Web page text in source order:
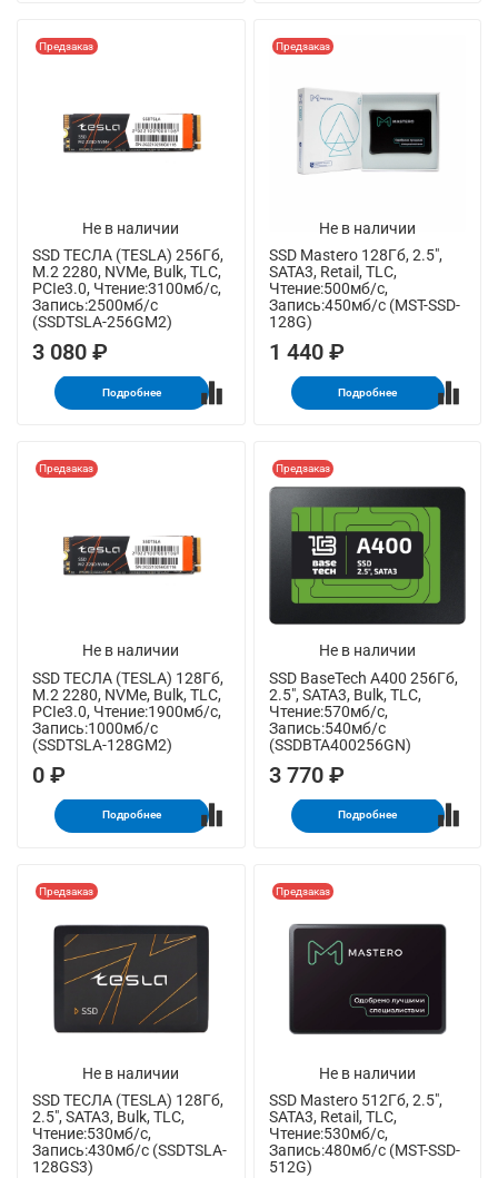
Не в наличии
Предзаказ
SSD ТЕСЛА (TESLA) 256Гб,
M.2 2280, NVMe, Bulk, TLC,
PCIe3.0, Чтение:3100мб/с,
Запись:2500мб/с
(SSDTSLA-256GM2)
3 080 ₽
Подробнее
Не в наличии
Предзаказ
SSD Mastero 128Гб, 2.5",
SATA3, Retail, TLC,
Чтение:500мб/с,
Запись:450мб/с (MST-SSD-
128G)
1 440 ₽
Подробнее
Не в наличии
Предзаказ
SSD ТЕСЛА (TESLA) 128Гб,
M.2 2280, NVMe, Bulk, TLC,
PCIe3.0, Чтение:1900мб/с,
Запись:1000мб/с
(SSDTSLA-128GM2)
0 ₽
Подробнее
Не в наличии
Предзаказ
SSD BaseTech A400 256Гб,
2.5", SATA3, Bulk, TLC,
Чтение:570мб/с,
Запись:540мб/с
(SSDBTA400256GN)
3 770 ₽
Подробнее
Не в наличии
Предзаказ
SSD ТЕСЛА (TESLA) 128Гб,
2.5", SATA3, Bulk, TLC,
Чтение:530мб/с,
Запись:430мб/с (SSDTSLA-
128GS3)
Не в наличии
Предзаказ
SSD Mastero 512Гб, 2.5",
SATA3, Retail, TLC,
Чтение:530мб/с,
Запись:480мб/с (MST-SSD-
512G)